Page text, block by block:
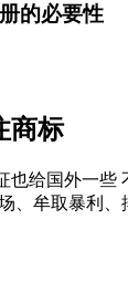
的必要性
商标
也给国外一些
、牟取暴利、